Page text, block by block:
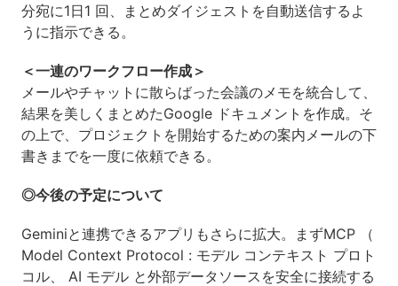
分宛に1日1 回、まとめダイジェストを自動送信するよ
うに指示できる。
＜一連のワークフロー作成＞
メールやチャットに散らばった会議のメモを統合して、
結果を美しくまとめたGoogle ドキュメントを作成。そ
の上で、プロジェクトを開始するための案内メールの下
書きまでを一度に依頼できる。
◎今後の予定について
Geminiと連携できるアプリもさらに拡大。まずMCP （
Model Context Protocol : モデル コンテキスト プロト
コル、 AI モデル と外部データソースを安全に接続する